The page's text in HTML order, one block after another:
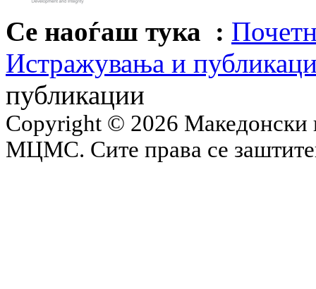
Се наоѓаш тука :
Истражувања и
публикации
Copyright © 2026 Македонски
МЦМС. Сите права се